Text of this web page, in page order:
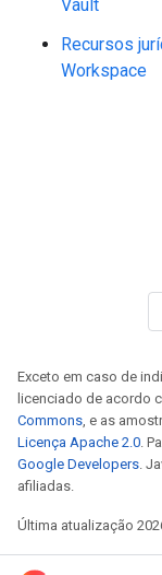
Vault
Recursos
Workspace
Exceto em caso de
licenciado de acordo
Commons, e as
Licença Apache 2.0.
Google Developers.
afiliadas.
Última atualização